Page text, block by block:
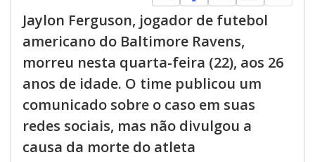
Jaylon Ferguson, jogador de futebol
americano do Baltimore Ravens,
morreu nesta quarta-feira (22), aos 26
anos de idade. O time publicou um
comunicado sobre o caso em suas
redes sociais, mas não divulgou a
causa da morte do atleta